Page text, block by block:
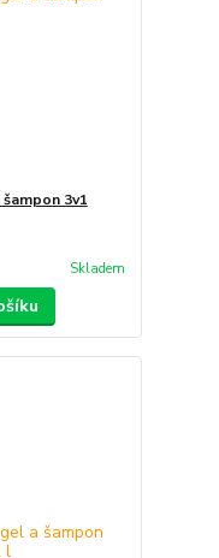
3v1
Skladem